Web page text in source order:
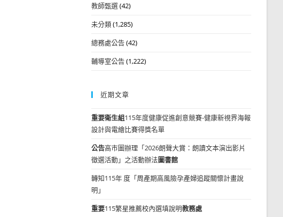
教師甄選(42)
未分類(1,285)
總務處公告(42)
輔導室公告(1,222)
近期文章
重要衛生組115年度健康促進創意競賽-健康新視界海報
設計與電繪比賽得獎名單
公告高市圖辦理「2026朗聲大賞：朗讀文本演出影片
徵選活動」之活動辦法圖書館
轉知115年 度「周產期高風險孕產婦追蹤關懷計畫說
明」
重要115繁星推薦校內選填說明教務處